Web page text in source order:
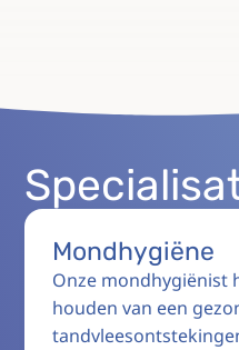
Mondhygiëne
Onze mondhygiënist
houden van een